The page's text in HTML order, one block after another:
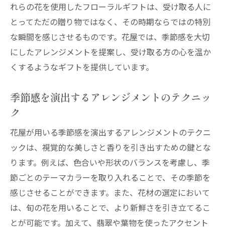
れらの花を使用したフローラルギフトは、受け取る人に
とってただの贈り物ではなく、その時期ならではの特別
な瞬間を感じさせるものです。花屋では、季節感を大切
にしたアレンジメントを提案し、受け取る方の心を温か
くするようなギフトを提供しています。
季節感を演出するアレンジメントのテクニッ
ク
花屋が用いる季節感を演出するアレンジメントのテクニ
ックは、視覚的な美しさと香りを引き出すための鍵とな
ります。例えば、色合いや形状のバランスを考慮し、季
節ごとのテーマカラーを取り入れることで、その季節を
感じさせることができます。また、花材の選定において
は、旬の花を用いることで、より新鮮さを引き立てるこ
とが可能です。加えて、翡翠や葉物を使ったアクセント